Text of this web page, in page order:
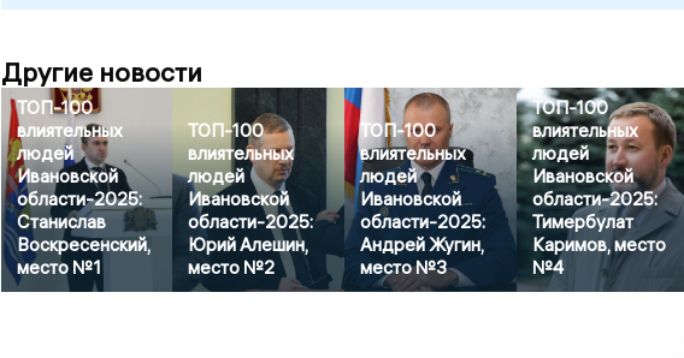
Другие новости
ТОП-100
влиятельных
людей
Ивановской
области-2025:
Станислав
Воскресенский,
место №1
ТОП-100
влиятельных
людей
Ивановской
области-2025:
Юрий Алешин,
место №2
ТОП-100
влиятельных
людей
Ивановской
области-2025:
Андрей Жугин,
место №3
ТОП-100
влиятельных
людей
Ивановской
области-2025:
Тимербулат
Каримов, место
№4